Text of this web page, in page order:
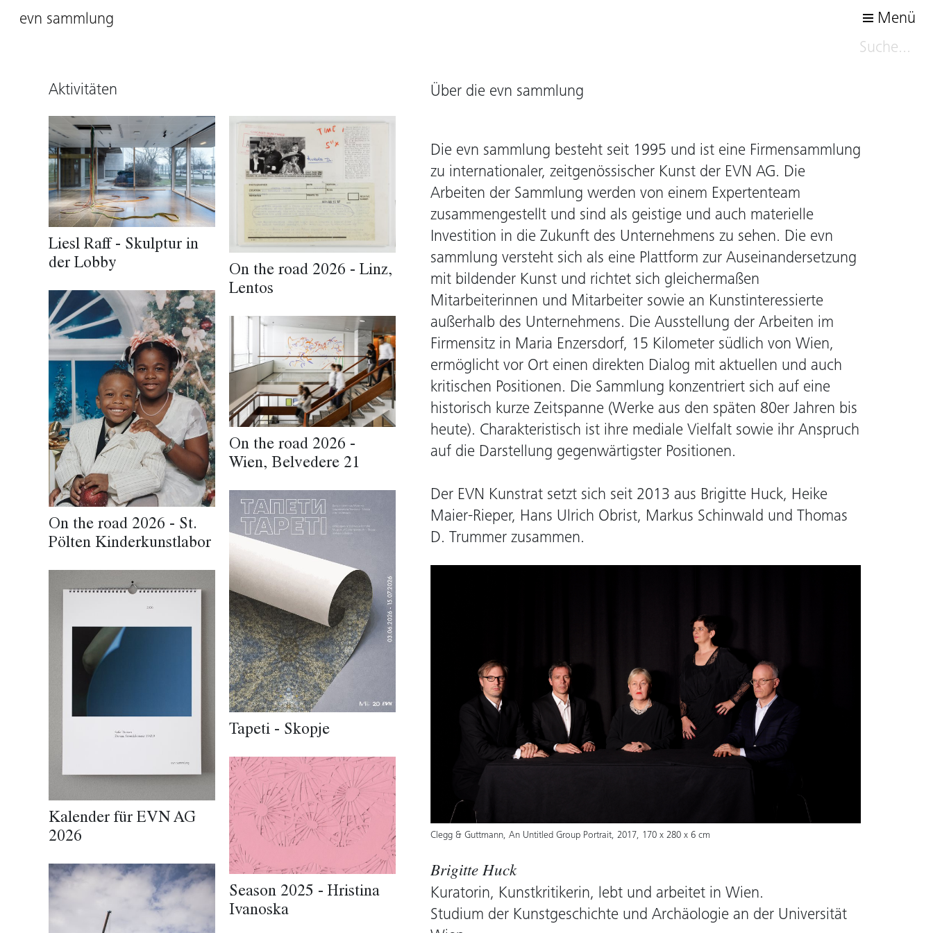
evn sammlung Menü
Aktivitäten
Liesl Raff - Skulptur in
der Lobby
On the road 2026 - Linz,
Lentos
On the road 2026 - St.
Pölten Kinderkunstlabor
On the road 2026 -
Wien, Belvedere 21
Tapeti - Skopje
Kalender für EVN AG
2026
Season 2025 - Hristina
Ivanoska
Über die evn sammlung
Die evn sammlung besteht seit 1995 und ist eine Firmensammlung
zu internationaler, zeitgenössischer Kunst der EVN AG. Die
Arbeiten der Sammlung werden von einem Expertenteam
zusammengestellt und sind als geistige und auch materielle
Investition in die Zukunft des Unternehmens zu sehen. Die evn
sammlung versteht sich als eine Plattform zur Auseinandersetzung
mit bildender Kunst und richtet sich gleichermaßen
Mitarbeiterinnen und Mitarbeiter sowie an Kunstinteressierte
außerhalb des Unternehmens. Die Ausstellung der Arbeiten im
Firmensitz in Maria Enzersdorf, 15 Kilometer südlich von Wien,
ermöglicht vor Ort einen direkten Dialog mit aktuellen und auch
kritischen Positionen. Die Sammlung konzentriert sich auf eine
historisch kurze Zeitspanne (Werke aus den späten 80er Jahren bis
heute). Charakteristisch ist ihre mediale Vielfalt sowie ihr Anspruch
auf die Darstellung gegenwärtigster Positionen.
Der EVN Kunstrat setzt sich seit 2013 aus Brigitte Huck, Heike
Maier-Rieper, Hans Ulrich Obrist, Markus Schinwald und Thomas
D. Trummer zusammen.
Clegg & Guttmann, An Untitled Group Portrait, 2017, 170 x 280 x 6 cm
Brigitte Huck
Kuratorin, Kunstkritikerin, lebt und arbeitet in Wien.
Studium der Kunstgeschichte und Archäologie an der Universität